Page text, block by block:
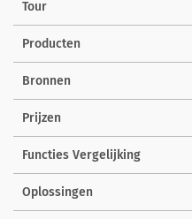
Tour
Producten
Bronnen
Prijzen
Functies Vergelijking
Oplossingen